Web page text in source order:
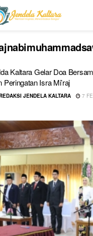
Kaltara Gelar Doa
Peringatan Isra Mi’raj
JENDELA KALTARA 7